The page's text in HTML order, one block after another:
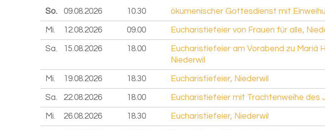
So. 09.08.2026 10.30 ökumenischer Gottesdienst mit
Mi. 12.08.2026 09.00 Eucharistiefeier von Frauen für alle,
Sa. 15.08.2026 18.00
Eucharistiefeier am Vorabend zu Mariä
Niederwil
Mi. 19.08.2026 18.30 Eucharistiefeier, Niederwil
Sa. 22.08.2026 18.00 Eucharistiefeier mit Trachtenweihe des
Mi. 26.08.2026 18.30 Eucharistiefeier, Niederwil